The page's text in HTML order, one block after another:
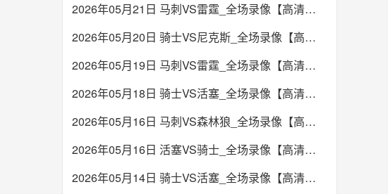
2026年05月21日 马刺VS雷霆_全场录像【高清回放】
2026年05月20日 骑士VS尼克斯_全场录像【高清回放】
2026年05月19日 马刺VS雷霆_全场录像【高清回放】
2026年05月18日 骑士VS活塞_全场录像【高清回放】
2026年05月16日 马刺VS森林狼_全场录像【高清回放】
2026年05月16日 活塞VS骑士_全场录像【高清回放】
2026年05月14日 骑士VS活塞_全场录像【高清回放】